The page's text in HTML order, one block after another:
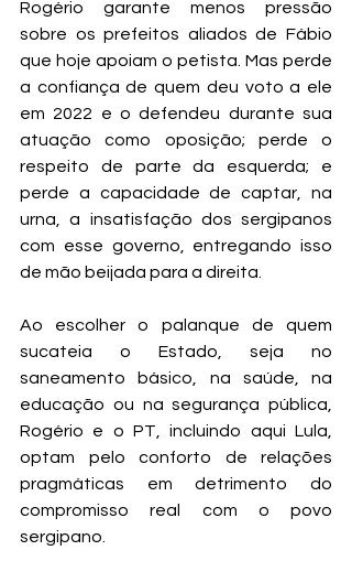
Rogério garante menos pressão
sobre os prefeitos aliados de Fábio
que hoje apoiam o petista. Mas perde
a confiança de quem deu voto a ele
em 2022 e o defendeu durante sua
atuação como oposição; perde o
respeito de parte da esquerda; e
perde a capacidade de captar, na
urna, a insatisfação dos sergipanos
com esse governo, entregando isso
de mão beijada para a direita.
Ao escolher o palanque de quem
sucateia o Estado, seja no
saneamento básico, na saúde, na
educação ou na segurança pública,
Rogério e o PT, incluindo aqui Lula,
optam pelo conforto de relações
pragmáticas em detrimento do
compromisso real com o povo
sergipano.